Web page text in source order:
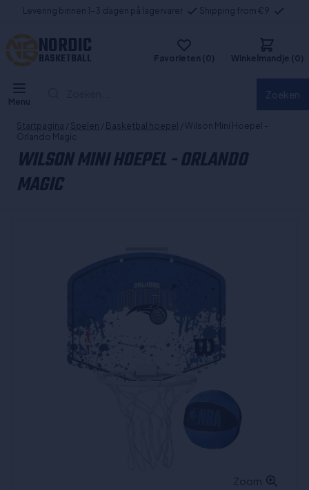
Levering binnen 1-3 dagen på lagervarer Shipping from €9
NORDIC
BASKETBALL Favorieten (0) Winkelmandje (0)
Menu
Startpagina / Spelen / Basketbal hoepel / Wilson Mini Hoepel -
Orlando Magic
WILSON MINI HOEPEL - ORLANDO
MAGIC
Zoom